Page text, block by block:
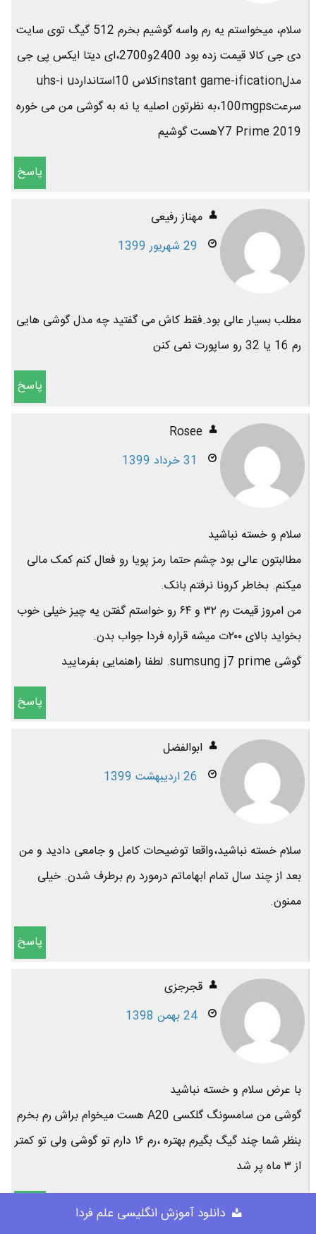
سلام، میخواستم یه رم واسه گوشیم بخرم 512 گیگ توی سایت
دی جی کالا قیمت زده بود 2400و2700،ای دیتا ایکس پی جی
مدلinstant game-ificationکلاس 10استانداردuhs-i u
سرعت100mgps،به نظرتون اصلیه یا نه به گوشی من می خوره
Y7 Prime 2019هست گوشیم
پاسخ
مهناز رفیعی
29 شهریور 1399
مطلب بسیار عالی بود.فقط کاش می گفتید چه مدل گوشی هایی
رم 16 یا 32 رو ساپورت نمی کنن
پاسخ
Rosee
31 خرداد 1399
سلام و خسته نباشید
مطالبتون عالی بود چشم حتما رمز پویا رو فعال کنم کمک مالی
میکنم. بخاطر کرونا نرفتم بانک.
من امروز قیمت رم ۳۲ و ۶۴ رو خواستم گفتن یه چیز خیلی خوب
بخواید بالای ۲۰۰ت میشه قراره فردا جواب بدن.
گوشی sumsung j7 prime. لطفا راهنمایی بفرمایید
پاسخ
ابوالفضل
26 اردیبهشت 1399
سلام خسته نباشید،واقعا توضیحات کامل و جامعی دادید و من
بعد از چند سال تمام ابهاماتم درمورد رم برطرف شدن. خیلی
ممنون.
پاسخ
قجرجزی
24 بهمن 1398
با عرض سلام و خسته نباشید
گوشی من سامسونگ گلکسی A20 هست میخوام براش رم بخرم
بنظر شما چند گیگ بگیرم بهتره ،رم ۱۶ دارم تو گوشی ولی تو کمتر
از ۳ ماه پر شد
دانلود آموزش انگلیسی علم فردا